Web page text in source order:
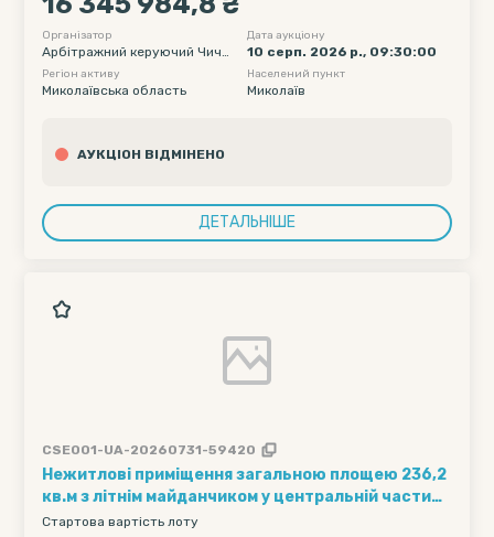
Організатор
Арбітражний керуючий Чичв
а Олег Сергійович
Дата аукціону
10 серп. 2026 р., 09:30:00
Регіон активу
Миколаївська область
Населений пункт
Миколаїв
АУКЦІОН ВІДМІНЕНО
ДЕТАЛЬНІШЕ
CSE001-UA-20260731-59420
Нежитлові приміщення загальною площею 236,2
кв.м з літнім майданчиком у центральній частині
м. Чернівці (вул. Антона Кохановського, 5 та 7)
Стартова вартість лоту